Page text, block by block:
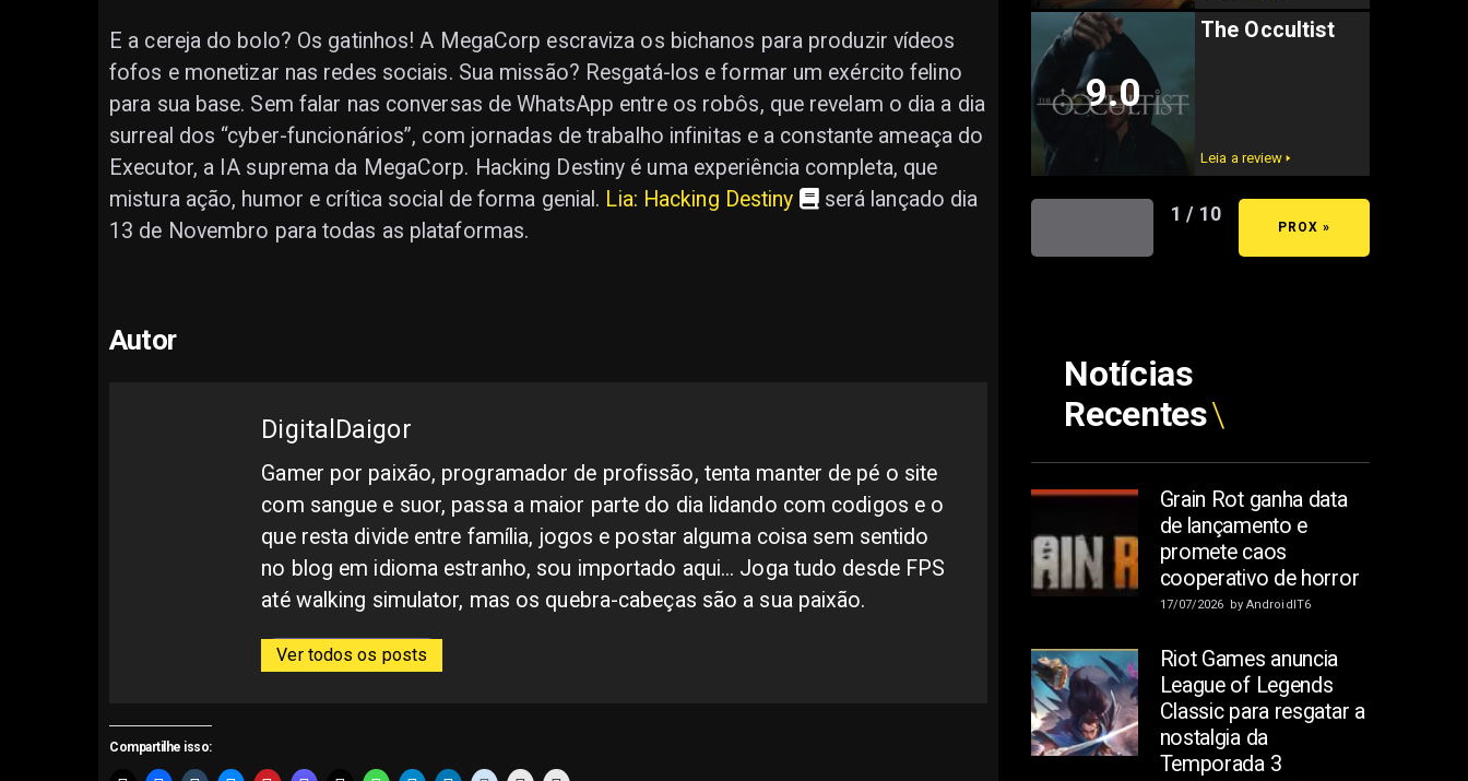
E a cereja do bolo? Os gatinhos! A MegaCorp escraviza os bichanos para produzir vídeos
fofos e monetizar nas redes sociais. Sua missão? Resgatá-los e formar um exército felino
para sua base. Sem falar nas conversas de WhatsApp entre os robôs, que revelam o dia a dia
surreal dos “cyber-funcionários”, com jornadas de trabalho infinitas e a constante ameaça do
Executor, a IA suprema da MegaCorp. Hacking Destiny é uma experiência completa, que
mistura ação, humor e crítica social de forma genial. Lia: Hacking Destiny
será lançado dia
13 de Novembro para todas as plataformas.
Autor
DigitalDaigor
Gamer por paixão, programador de profissão, tenta manter de pé o site
com sangue e suor, passa a maior parte do dia lidando com codigos e o
que resta divide entre família, jogos e postar alguma coisa sem sentido
no blog em idioma estranho, sou importado aqui... Joga tudo desde FPS
até walking simulator, mas os quebra-cabeças são a sua paixão.
Ver todos os posts
Compartilhe isso:
The Occultist
9.0
Leia a review 🢒
1 / 10
PROX »
Notícias
Recentes
Grain Rot ganha data
de lançamento e
promete caos
cooperativo de horror
17/07/2026 by AndroidIT6
Riot Games anuncia
League of Legends
Classic para resgatar a
nostalgia da
Temporada 3